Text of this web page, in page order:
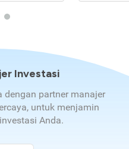
Investasi
dengan partner manajer
untuk menjamin
Anda.